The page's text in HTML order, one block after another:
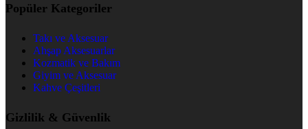
Popüler Kategoriler
Takı ve Aksesuar
Ahşap Aksesuarlar
Kozmatik ve Bakım
Giyim ve Aksesuar
Kahve Çeşitleri
Gizlilik & Güvenlik